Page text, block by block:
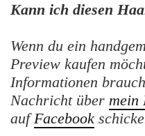
Kann ich diesen
Wenn du ein
Preview kaufen
Informationen
Nachricht über mein
aufFacebook